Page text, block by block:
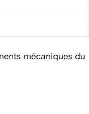
mécaniques du